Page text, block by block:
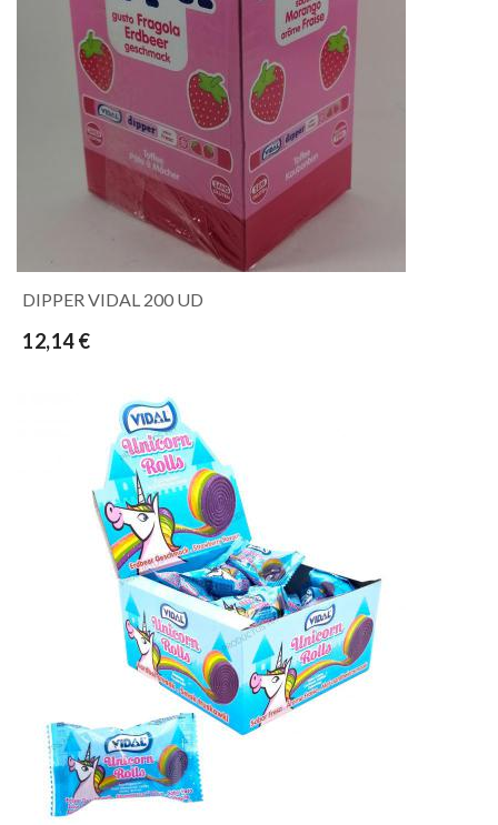
DIPPER VIDAL 200 UD
12,14 €